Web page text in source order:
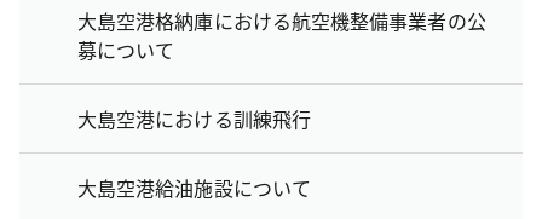
大島空港格納庫における航空機整備事業者の公
募について
大島空港における訓練飛行
大島空港給油施設について